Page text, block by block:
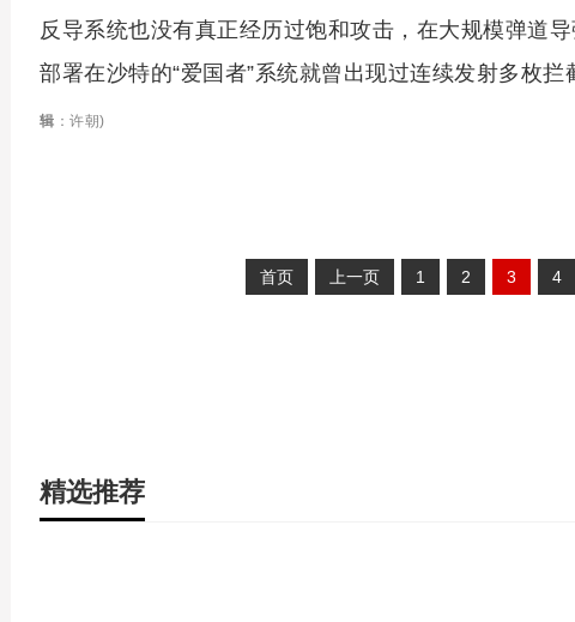
反导系统也没有真正经历过饱和攻击，在大规模弹
部署在沙特的“爱国者”系统就曾出现过连续发射多枚
辑 ： 许朝)
首页 上一页 1 2 3 4
精选推荐